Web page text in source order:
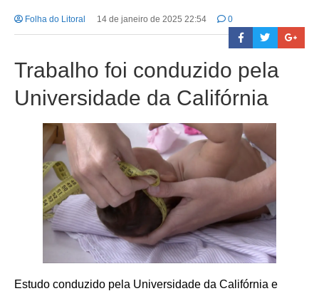
Folha do Litoral 14 de janeiro de 2025 22:54 0
Trabalho foi conduzido pela
Universidade da Califórnia
Estudo conduzido pela Universidade da Califórnia e